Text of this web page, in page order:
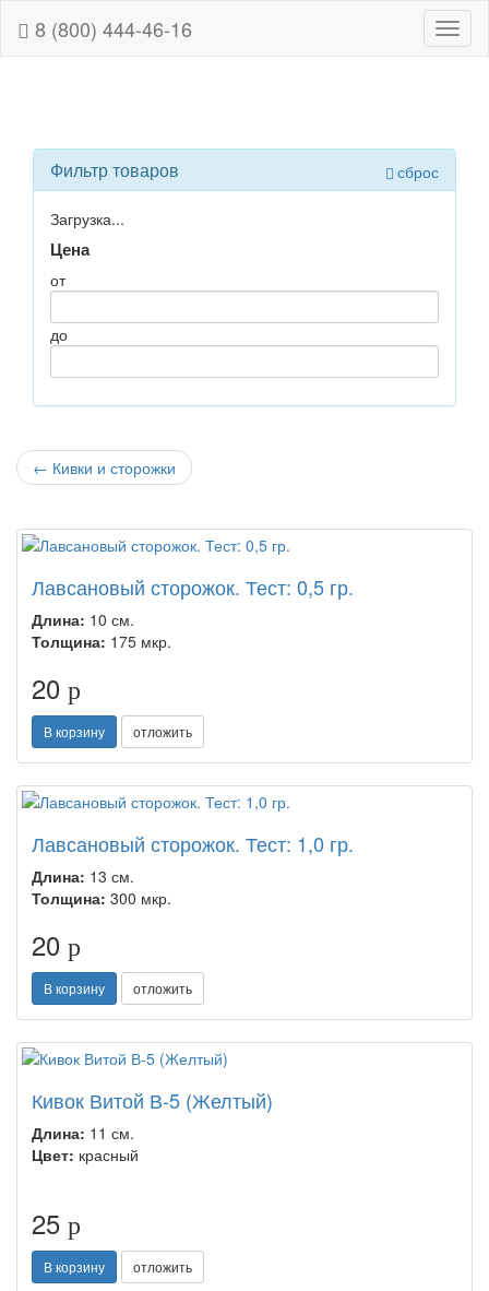
8 (800) 444-46-16
сброс
Фильтр товаров
Загрузка...
Цена
от
до
← Кивки и сторожки
Лавсановый сторожок. Тест: 0,5 гр.
Длина: 10 см.
Толщина: 175 мкр.
20 p
В корзину отложить
Лавсановый сторожок. Тест: 1,0 гр.
Длина: 13 см.
Толщина: 300 мкр.
20 p
В корзину отложить
Кивок Витой В-5 (Желтый)
Длина: 11 см.
Цвет: красный
25 p
В корзину отложить